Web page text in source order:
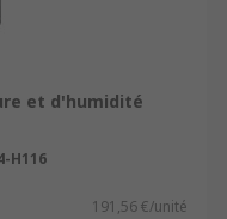
de votre
et d'humidité
H116
191,56 €/unité